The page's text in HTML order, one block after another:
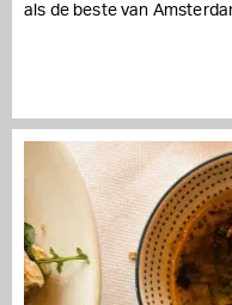
als de beste van